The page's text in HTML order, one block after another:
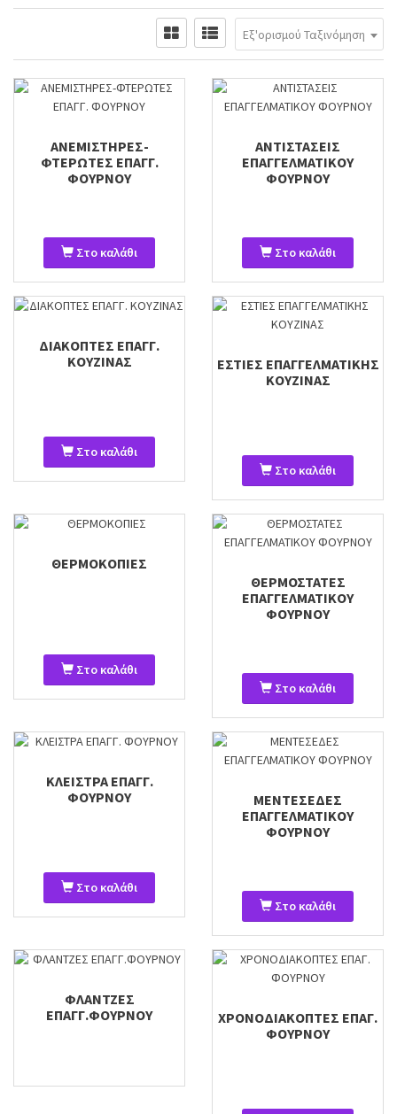
Εξ'ορισμού Ταξινόμηση
ΑΝΕΜΙΣΤΗΡΕΣ-
ΦΤΕΡΩΤΕΣ ΕΠΑΓΓ.
ΦΟΥΡΝΟΥ
Στο καλάθι
ΑΝΤΙΣΤΑΣΕΙΣ
ΕΠΑΓΓΕΛΜΑΤΙΚΟΥ
ΦΟΥΡΝΟΥ
Στο καλάθι
ΔΙΑΚΟΠΤΕΣ ΕΠΑΓΓ.
ΚΟΥΖΙΝΑΣ
Στο καλάθι
ΕΣΤΙΕΣ ΕΠΑΓΓΕΛΜΑΤΙΚΗΣ
ΚΟΥΖΙΝΑΣ
Στο καλάθι
ΘΕΡΜΟΚΟΠΙΕΣ
Στο καλάθι
ΘΕΡΜΟΣΤΑΤΕΣ
ΕΠΑΓΓΕΛΜΑΤΙΚΟΥ
ΦΟΥΡΝΟΥ
Στο καλάθι
ΚΛΕΙΣΤΡΑ ΕΠΑΓΓ.
ΦΟΥΡΝΟΥ
Στο καλάθι
ΜΕΝΤΕΣΕΔΕΣ
ΕΠΑΓΓΕΛΜΑΤΙΚΟΥ
ΦΟΥΡΝΟΥ
Στο καλάθι
ΦΛΑΝΤΖΕΣ
ΕΠΑΓΓ.ΦΟΥΡΝΟΥ
ΧΡΟΝΟΔΙΑΚΟΠΤΕΣ ΕΠΑΓ.
ΦΟΥΡΝΟΥ